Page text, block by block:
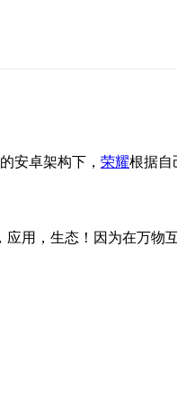
安卓架构下， 荣耀根据自
用，生态！因为在万物